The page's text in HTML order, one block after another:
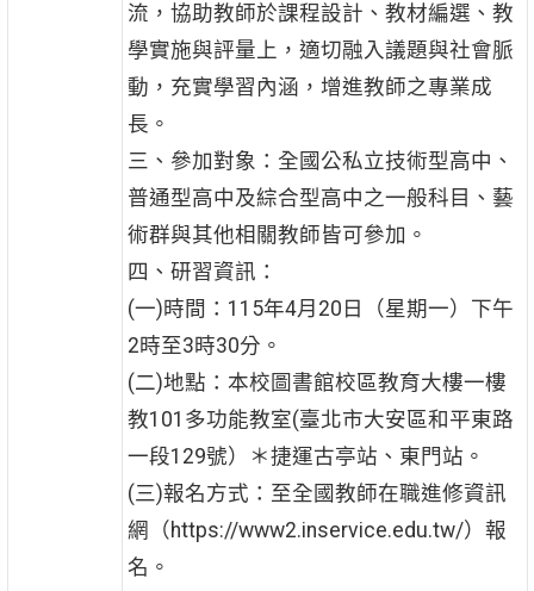
流，協助教師於課程設計、教材編選、教
學實施與評量上，適切融入議題與社會脈
動，充實學習內涵，增進教師之專業成
長。
三、參加對象：全國公私立技術型高中、
普通型高中及綜合型高中之一般科目、藝
術群與其他相關教師皆可參加。
四、研習資訊：
(一)時間：115年4月20日（星期一）下午
2時至3時30分。
(二)地點：本校圖書館校區教育大樓一樓
教101多功能教室(臺北市大安區和平東路
一段129號）＊捷運古亭站、東門站。
(三)報名方式：至全國教師在職進修資訊
網（https://www2.inservice.edu.tw/）報
名。